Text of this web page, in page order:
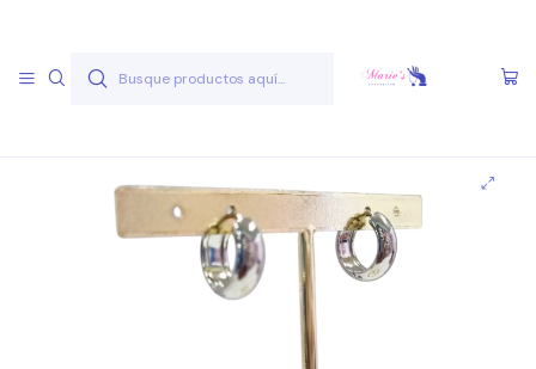
Inicio Joyas Acero Quirúgico Aros Acero Quirúgico
Aros A.Q. Plateados Aro AQ P 28